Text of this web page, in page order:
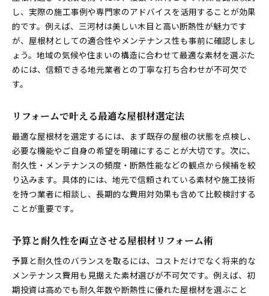
し、実際の施工事例や専門家のアドバイスを活用することが効果
的です。例えば、三河材は美しい木目と高い断熱性が魅力です
が、屋根材としての適合性やメンテナンス性も事前に確認しまし
ょう。地域の気候や住まいの構造に合わせて最適な素材を選ぶた
めには、信頼できる地元業者との丁寧な打ち合わせが不可欠で
す。
リフォームで叶える最適な屋根材選定法
最適な屋根材を選定するには、まず既存の屋根の状態を点検し、
必要な機能やご自身の希望を明確にすることが大切です。次に、
耐久性・メンテナンスの頻度・断熱性能などの観点から候補を絞
り込みます。具体的には、地元で信頼されている素材や施工技術
を持つ業者に相談し、長期的な費用対効果も含めて比較検討する
ことが重要です。
予算と耐久性を両立させる屋根材リフォーム術
予算と耐久性のバランスを取るには、コストだけでなく将来的な
メンテナンス費用も見据えた素材選びが不可欠です。例えば、初
期投資は高めでも耐久年数や断熱性に優れた屋根材を選ぶこと